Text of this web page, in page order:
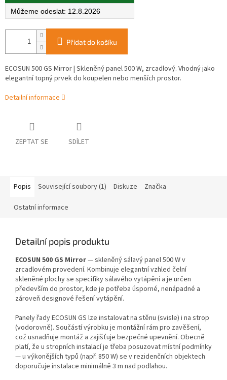
12.8.2026
Přidat do košíku
ECOSUN 500 GS Mirror | Skleněný panel 500 W, zrcadlový. Vhodný jako
elegantní topný prvek do koupelen nebo menších prostor.
Detailní informace
ZEPTAT SE SDÍLET
Popis Související soubory (1) Diskuze Značka
Ostatní informace
Detailní popis produktu
ECOSUN 500 GS Mirror— skleněný sálavý panel 500 W v
zrcadlovém provedení. Kombinuje elegantní vzhled čelní
skleněné plochy se specifiky sálavého vytápění a je určen
především do prostor, kde je potřeba úsporné, nenápadné a
zároveň designové řešení vytápění.
Panely řady ECOSUN GS lze instalovat na stěnu (svisle) i na strop
(vodorovně). Součástí výrobku je montážní rám pro zavěšení,
což usnadňuje montáž a zajišťuje bezpečné upevnění. Obecně
platí, že u stropních instalací je třeba posuzovat místní podmínky
— u výkonějších typů (např. 850 W) se v rezidenčních objektech
doporučuje instalace minimálně 3 m nad podlahou.